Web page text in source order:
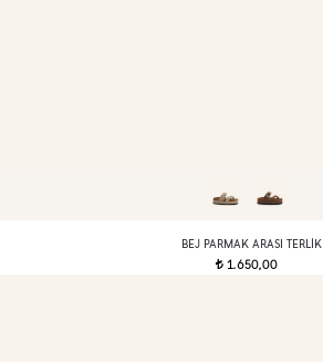
BEJ PARMAK ARASI TERLIK
t 1.650,00